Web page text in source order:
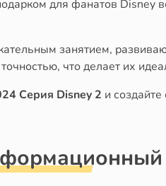
для фанатов Disney
занятием,
что делает их
Серия Disney 2 и